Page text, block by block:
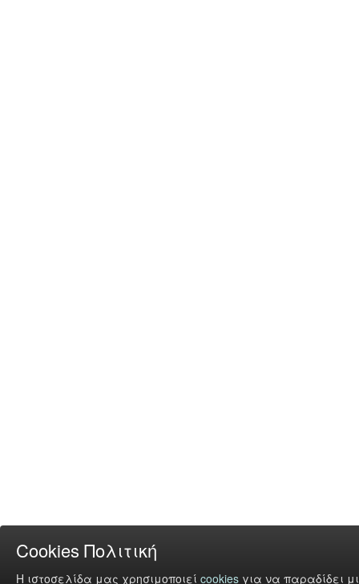
Cookies Πολιτική
Η ιστοσελίδα μας χρησιμοποιεί cookies για να παραδίδει